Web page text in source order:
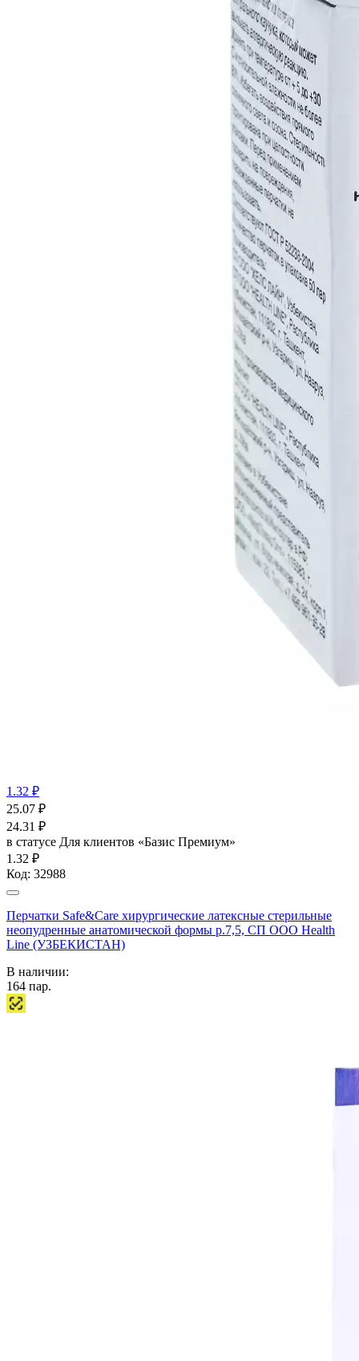
1.32 ₽
25.07 ₽
24.31 ₽
в статусе Для клиентов «Базис Премиум»
1.32 ₽
Код: 32988
Перчатки Safe&Care хирургические латексные стерильные
неопудренные анатомической формы р.7,5, СП ООО Health
Line (УЗБЕКИСТАН)
В наличии:
164 пар.